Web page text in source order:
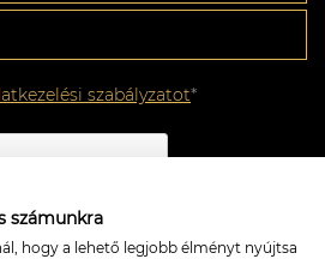
szabályzatot*
számunkra
hogy a lehető legjobb élményt nyújtsa